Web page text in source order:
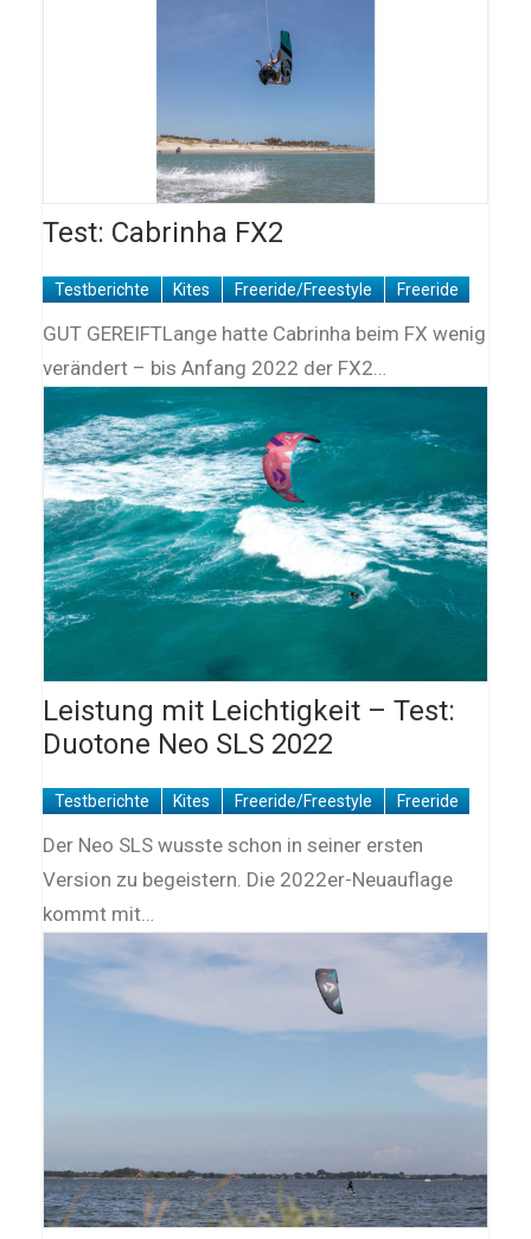
Test: Cabrinha FX2
Testberichte Kites Freeride/Freestyle Freeride
GUT GEREIFTLange hatte Cabrinha beim FX wenig
verändert – bis Anfang 2022 der FX2…
Leistung mit Leichtigkeit – Test:
Duotone Neo SLS 2022
Testberichte Kites Freeride/Freestyle Freeride
Der Neo SLS wusste schon in seiner ersten
Version zu begeistern. Die 2022er-Neuauflage
kommt mit…